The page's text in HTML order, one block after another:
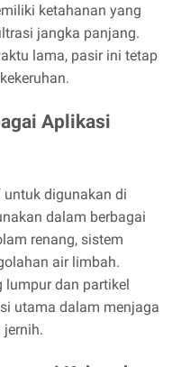
ketahanan yang
jangka panjang.
lama, pasir ini tetap
Aplikasi
digunakan di
dalam berbagai
renang, sistem
air limbah.
dan partikel
utama dalam menjaga
jernih.